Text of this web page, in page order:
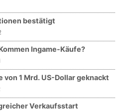
bestätigt
Ingame-Käufe?
1 Mrd. US-Dollar geknackt
Verkaufsstart